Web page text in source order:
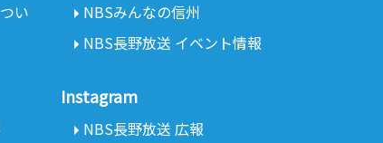
い
NBSみんなの信州
NBS長野放送 イベント情報
Instagram
NBS長野放送 広報